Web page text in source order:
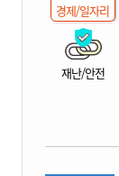
경제/일자리
재난/안전